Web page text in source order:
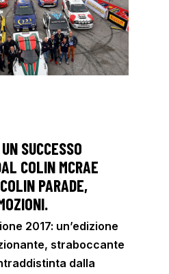
SUCCESSO
COLIN MCRAE
PARADE,
2017: un’edizione
straboccante
dalla